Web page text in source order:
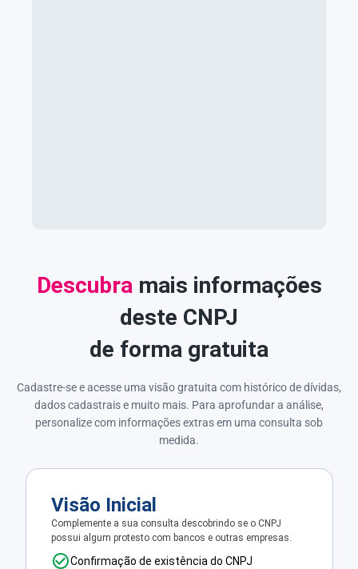
Descubra mais informações
deste CNPJ
de forma gratuita
Cadastre-se e acesse uma visão gratuita com histórico de dívidas,
dados cadastrais e muito mais. Para aprofundar a análise,
personalize com informações extras em uma consulta sob
medida.
Visão Inicial
Complemente a sua consulta descobrindo se o CNPJ
possui algum protesto com bancos e outras empresas.
Confirmação de existência do CNPJ